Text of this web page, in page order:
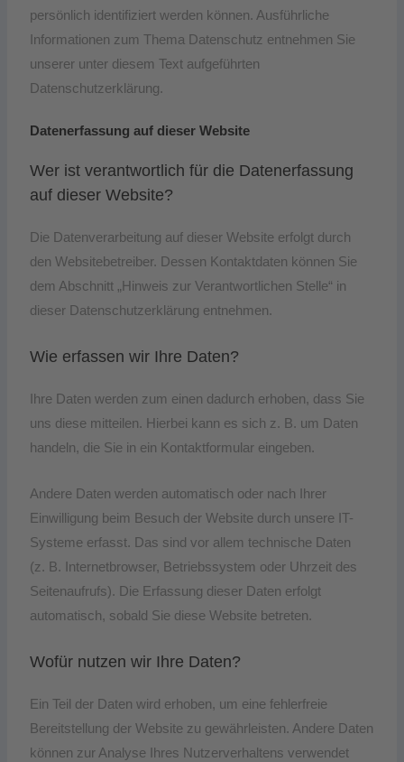
persönlich identifiziert werden können. Ausführliche
Informationen zum Thema Datenschutz entnehmen Sie
unserer unter diesem Text aufgeführten
Datenschutzerklärung.
Datenerfassung auf dieser Website
Wer ist verantwortlich für die Datenerfassung
auf dieser Website?
Die Datenverarbeitung auf dieser Website erfolgt durch
den Websitebetreiber. Dessen Kontaktdaten können Sie
dem Abschnitt „Hinweis zur Verantwortlichen Stelle“ in
dieser Datenschutzerklärung entnehmen.
Wie erfassen wir Ihre Daten?
Ihre Daten werden zum einen dadurch erhoben, dass Sie
uns diese mitteilen. Hierbei kann es sich z. B. um Daten
handeln, die Sie in ein Kontaktformular eingeben.
Andere Daten werden automatisch oder nach Ihrer
Einwilligung beim Besuch der Website durch unsere IT-
Systeme erfasst. Das sind vor allem technische Daten
(z. B. Internetbrowser, Betriebssystem oder Uhrzeit des
Seitenaufrufs). Die Erfassung dieser Daten erfolgt
automatisch, sobald Sie diese Website betreten.
Wofür nutzen wir Ihre Daten?
Ein Teil der Daten wird erhoben, um eine fehlerfreie
Bereitstellung der Website zu gewährleisten. Andere Daten
können zur Analyse Ihres Nutzerverhaltens verwendet